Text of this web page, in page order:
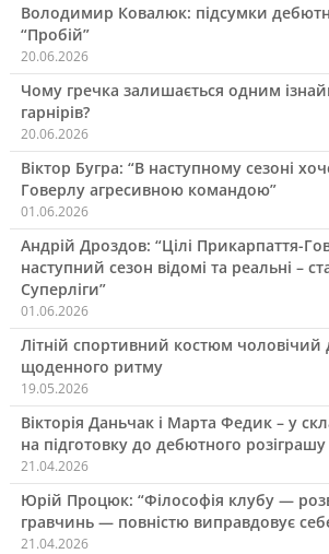
Володимир Ковалюк: підсумки
“Пробій”
20.06.2026
Чому гречка залишається одним
гарнірів?
20.06.2026
Віктор Бугра: “В наступному сезоні
Говерлу агресивною командою”
01.06.2026
Андрій Дроздов: “Цілі Прикарпаття-
наступний сезон відомі та реальні –
Суперліги”
01.06.2026
Літній спортивний костюм чоловічий
щоденного ритму
19.05.2026
Вікторія Даньчак і Марта Федик – у
на підготовку до дебютного розіграшу
21.04.2026
Юрій Процюк: “Філософія клубу —
гравчинь — повністю виправдовує
21.04.2026